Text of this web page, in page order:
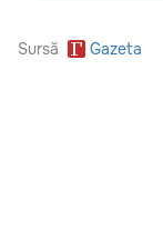
Sursă Gazeta